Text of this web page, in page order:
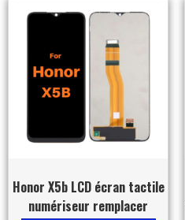
Honor X5b LCD écran tactile
numériseur remplacer